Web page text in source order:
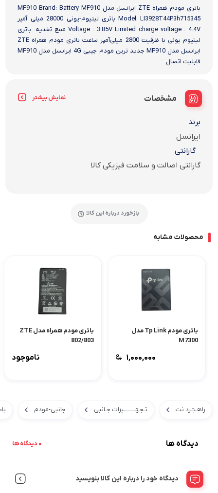
باتری مودم همراه ZTE ایرانسل مدل MF910 Brand: Battery MF910
Model: LI3928T44P3h715345 باتری لیتیوم-یونی 28000 میلی آمپر
Voltage : 3.85V Limited charge voltage : 4.4V منبع تغذیه: باتری
لیتیوم یونی با ظرفیت 2800 میلی‌آمپر ساعت باتری مودم همراه ZTE
ایرانسل مدل MF910 جدید ترین مودم جیبی 4G ایرانسل مدل MF910
قابلیت اتصال...
مشخصات نمایش بیشتر
برند
ایرانسل
گارانتی
گارانتی اصالت و سلامت فیزیکی کالا
بازخورد درباره این کالا
محصولات مشابه
باتری مودم Tp Link مدل
M7300
۱,۰۰۰,۰۰۰
باتری مودم همراه مدل ZTE
802/803
ناموجود
راهـبـُـرد نت تـجهــــــــیزات جـانبی جانبی-مودم
دیدگاه ها 0 دیدگاه ها
دیدگاه خود را درباره این کالا بنویسید